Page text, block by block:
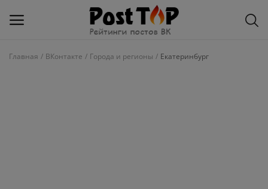
Главная ВКонтакте Города и регионы Екатеринбург